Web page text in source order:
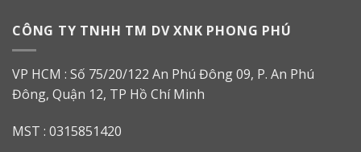
CÔNG TY TNHH TM DV XNK PHONG PHÚ
VP HCM : Số 75/20/122 An Phú Đông 09, P. An Phú
Đông, Quận 12, TP Hồ Chí Minh
MST : 0315851420